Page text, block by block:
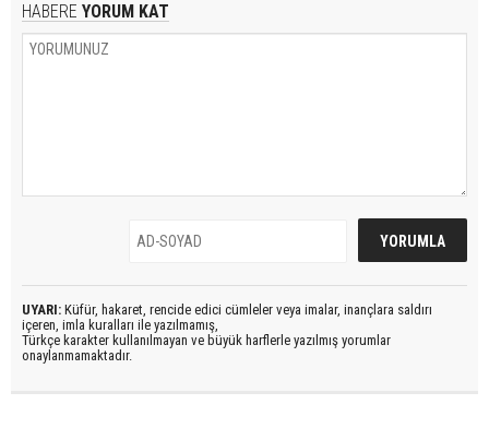
HABERE YORUM KAT
UYARI: Küfür, hakaret, rencide edici cümleler veya imalar, inançlara saldırı
içeren, imla kuralları ile yazılmamış,
Türkçe karakter kullanılmayan ve büyük harflerle yazılmış yorumlar
onaylanmamaktadır.